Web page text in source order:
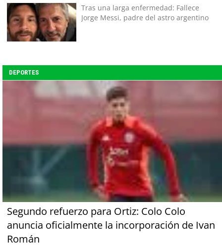
Tras una larga enfermedad: Fallece
Jorge Messi, padre del astro argentino
DEPORTES
Segundo refuerzo para Ortiz: Colo Colo
anuncia oficialmente la incorporación de Ivan
Román